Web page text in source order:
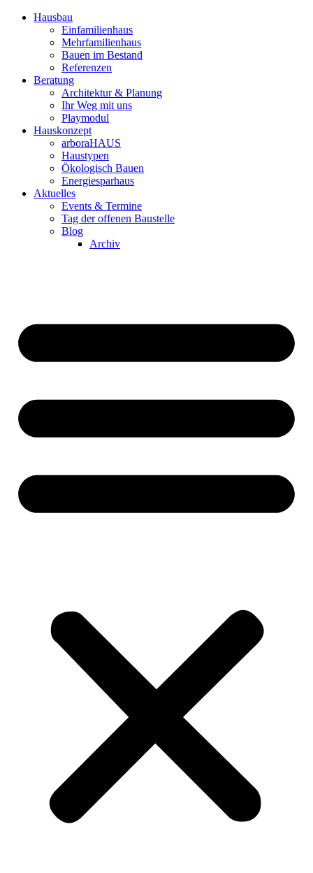
Hausbau
Einfamilienhaus
Mehrfamilienhaus
Bauen im Bestand
Referenzen
Beratung
Architektur & Planung
Ihr Weg mit uns
Playmodul
Hauskonzept
arboraHAUS
Haustypen
Ökologisch Bauen
Energiesparhaus
Aktuelles
Events & Termine
Tag der offenen Baustelle
Blog
Archiv